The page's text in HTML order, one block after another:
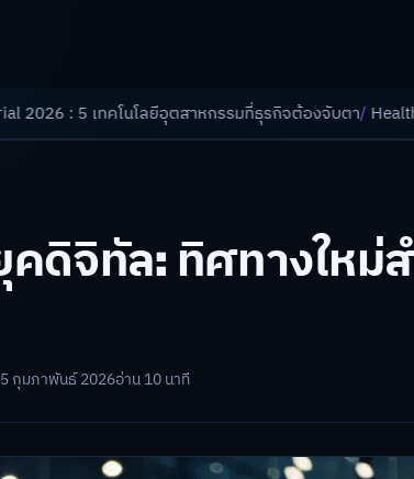
สาหกรรมที่ธุรกิจต้องจับตา/Health Trends 2026: 5 เรื่อ
คดิจิทัล: ทิศทางใหม่
กุมภาพันธ์ 2026อ่าน 10 นาที